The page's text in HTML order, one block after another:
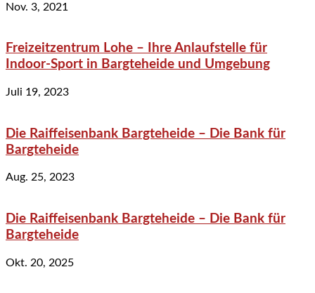
Nov. 3, 2021
Freizeitzentrum Lohe – Ihre Anlaufstelle für
Indoor-Sport in Bargteheide und Umgebung
Juli 19, 2023
Die Raiffeisenbank Bargteheide – Die Bank für
Bargteheide
Aug. 25, 2023
Die Raiffeisenbank Bargteheide – Die Bank für
Bargteheide
Okt. 20, 2025